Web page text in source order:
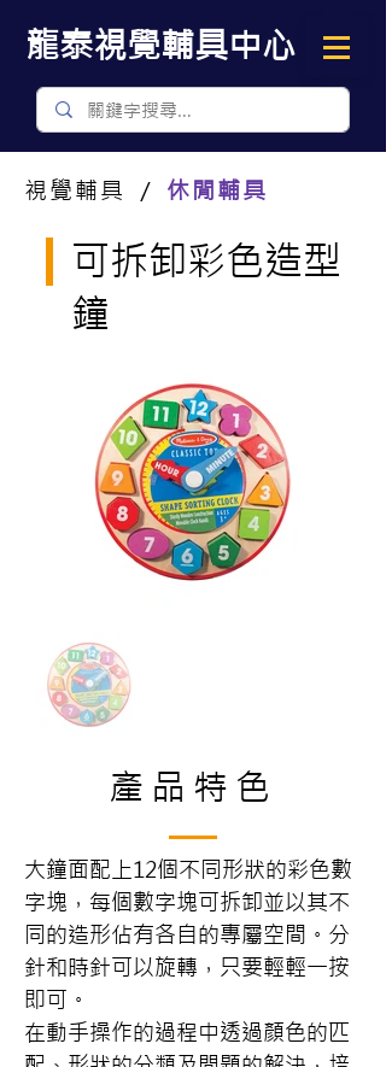
​龍泰視覺輔具中心
視覺輔具 ／ 休閒輔具
可拆卸彩色造型
鐘
產品特色
大鐘面配上12個不同形狀的彩色數
字塊，每個數字塊可拆卸並以其不
同的造形佔有各自的專屬空間。分
針和時針可以旋轉，只要輕輕一按
即可。
在動手操作的過程中透過顏色的匹